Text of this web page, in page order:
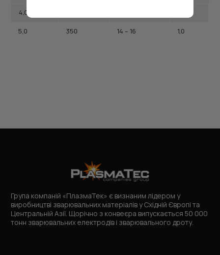
4,0
5,0 350 14 – 16 1,0
Група компаній «ПлазмаТек» є визнаним лідером у
виробництві зварювальних матеріалів у Східній Європі та
Центральній Азії. Щорічно з конвеєра випускається 50 000
тонн зварювальних електродів і зварювального дроту.